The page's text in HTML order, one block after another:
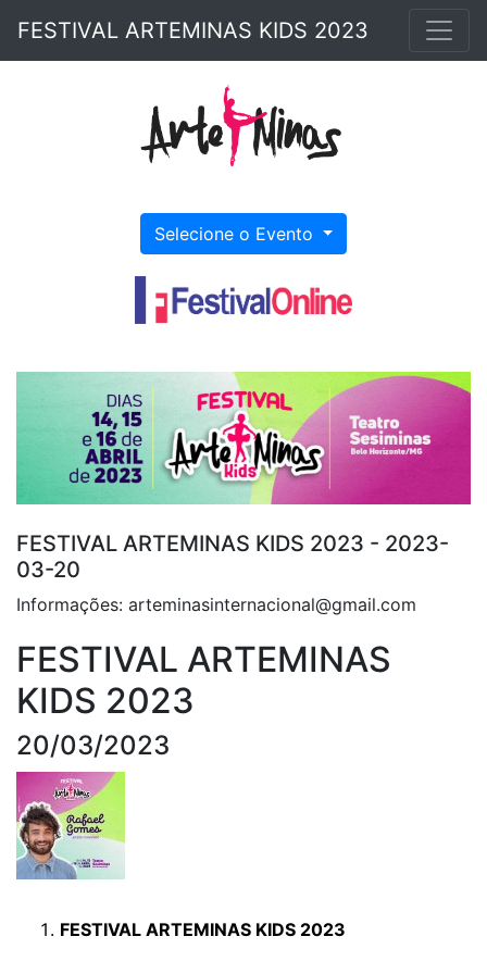
FESTIVAL ARTEMINAS KIDS 2023
Selecione o Evento
FESTIVAL ARTEMINAS KIDS 2023 - 2023-
03-20
Informações: arteminasinternacional@gmail.com
FESTIVAL ARTEMINAS
KIDS 2023
20/03/2023
FESTIVAL ARTEMINAS KIDS 2023